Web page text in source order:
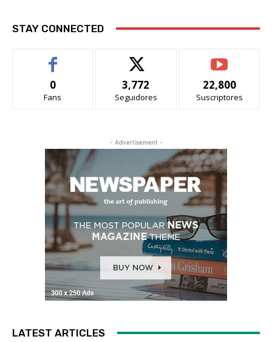
STAY CONNECTED
0
Fans
3,772
Seguidores
22,800
Suscriptores
- Advertisement -
LATEST ARTICLES